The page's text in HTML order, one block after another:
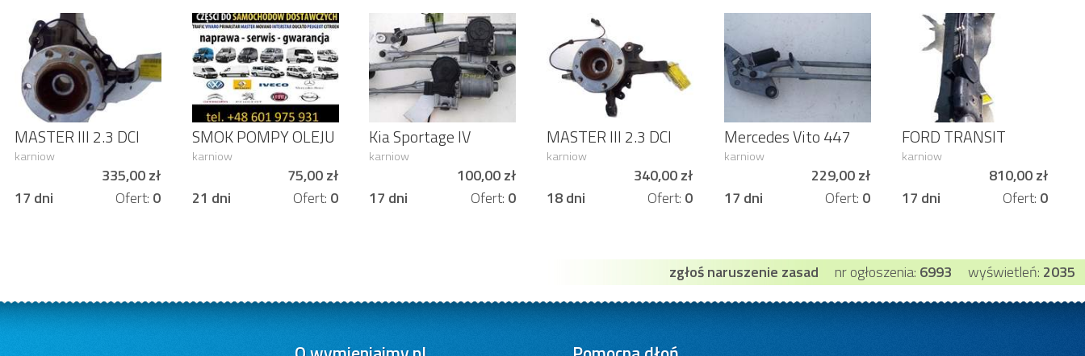
MASTER III 2.3 DCI
150 KM ZWROTNICA
PIASTA prawa
karniow
335,00 zł
17 dni
Ofert: 0
SMOK POMPY OLEJU
PARTNER 1.6 HDI
karniow
75,00 zł
21 dni
Ofert: 0
Kia Sportage IV
mechanizm
wycieraczki 98100-
f1000
karniow
100,00 zł
17 dni
Ofert: 0
MASTER III 2.3 DCI
130 KM ZWROTNICA
PIASTA prawa
karniow
340,00 zł
18 dni
Ofert: 0
Mercedes Vito 447
Mechanizm
426648767
karniow
229,00 zł
17 dni
Ofert: 0
FORD TRANSIT
CUSTOM BELKA
TYLNA 2.2 TDCI 12-
karniow
810,00 zł
17 dni
Ofert: 0
zgłoś naruszenie zasad nr ogłoszenia: 6993 wyświetleń: 2035